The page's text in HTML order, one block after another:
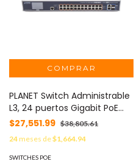
PLANET Switch Administrable
L3, 24 puertos Gigabit PoE
802.3bt, 2 puertos 10G SFP+,
Pantalla Tactil, Fuente
Redundante, (600W) MOD:
GS-6320-24UP2T2XV
$27,551.99 $38,805.61
24meses de$1,664.94
SWITCHES POE